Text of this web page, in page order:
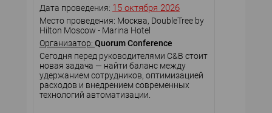
Дата проведения: 15 октября 2026
Место проведения: Москва, DoubleTree by
Hilton Moscow - Marina Hotel
Организатор: Quorum Conference
Сегодня перед руководителями C&B стоит
новая задача — найти баланс между
удержанием сотрудников, оптимизацией
расходов и внедрением современных
технологий автоматизации.